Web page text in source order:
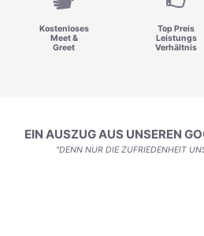
Kostenloses
Meet &
Greet
Top Preis
Leistungs
Verhältnis
EIN AUSZUG AUS UNSEREN
"DENN NUR DIE ZUFRIEDENHEIT